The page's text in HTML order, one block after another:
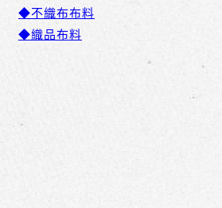
◆不織布布料
◆織品布料